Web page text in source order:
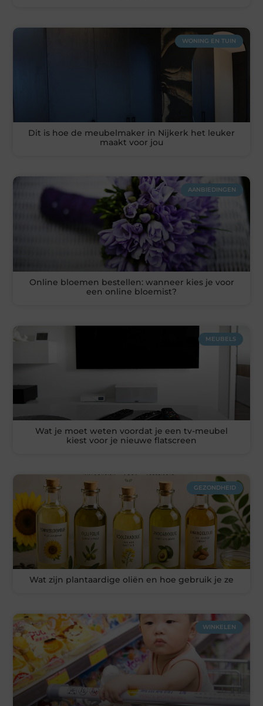
WONING EN TUIN
Dit is hoe de meubelmaker in Nijkerk het leuker
maakt voor jou
AANBIEDINGEN
Online bloemen bestellen: wanneer kies je voor
een online bloemist?
MEUBELS
Wat je moet weten voordat je een tv-meubel
kiest voor je nieuwe flatscreen
GEZONDHEID
Wat zijn plantaardige oliën en hoe gebruik je ze
WINKELEN